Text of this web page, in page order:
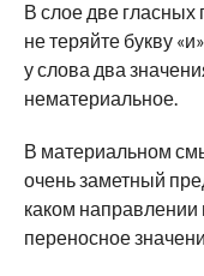
В слое две гласных
не теряйте букву
у слова два
нематериальное.
В материальном
очень заметный
каком направлении
переносное